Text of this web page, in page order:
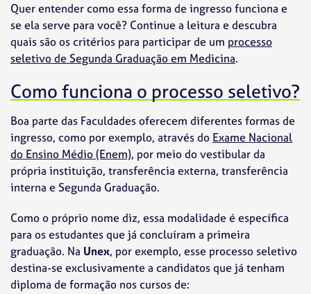
Quer entender como essa forma de ingresso funciona e
se ela serve para você? Continue a leitura e descubra
quais são os critérios para participar de um processo
seletivo de Segunda Graduação em Medicina.
Como funciona o processo seletivo?
Boa parte das Faculdades oferecem diferentes formas de
ingresso, como por exemplo, através do Exame Nacional
do Ensino Médio (Enem), por meio do vestibular da
própria instituição, transferência externa, transferência
interna e Segunda Graduação.
Como o próprio nome diz, essa modalidade é específica
para os estudantes que já concluíram a primeira
graduação. Na Unex, por exemplo, esse processo seletivo
destina-se exclusivamente a candidatos que já tenham
diploma de formação nos cursos de: